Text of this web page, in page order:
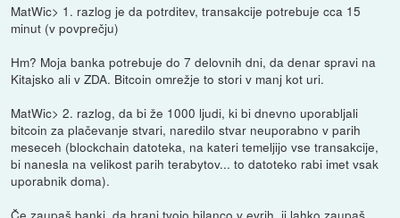
MatWic> 1. razlog je da potrditev, transakcije potrebuje cca 15
minut (v povprečju)
Hm? Moja banka potrebuje do 7 delovnih dni, da denar spravi na
Kitajsko ali v ZDA. Bitcoin omrežje to stori v manj kot uri.
MatWic> 2. razlog, da bi že 1000 ljudi, ki bi dnevno uporabljali
bitcoin za plačevanje stvari, naredilo stvar neuporabno v parih
meseceh (blockchain datoteka, na kateri temeljijo vse transakcije,
bi nanesla na velikost parih terabytov... to datoteko rabi imet vsak
uporabnik doma).
Če zaupaš banki, da hrani tvojo bilanco v evrih, ji lahko zaupaš